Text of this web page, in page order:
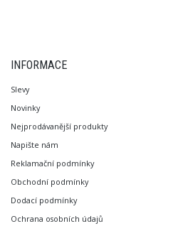
INFORMACE
Slevy
Novinky
Nejprodávanější produkty
Napište nám
Reklamační podmínky
Obchodní podmínky
Dodací podmínky
Ochrana osobních údajů